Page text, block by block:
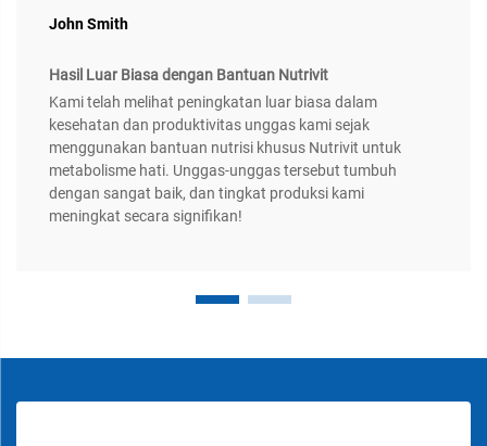
John Smith
Hasil Luar Biasa dengan Bantuan Nutrivit
Kami telah melihat peningkatan luar biasa dalam
kesehatan dan produktivitas unggas kami sejak
menggunakan bantuan nutrisi khusus Nutrivit untuk
metabolisme hati. Unggas-unggas tersebut tumbuh
dengan sangat baik, dan tingkat produksi kami
meningkat secara signifikan!